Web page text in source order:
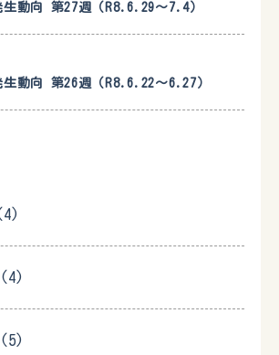
生動向 第27週（R8.6.29〜7.4）
生動向 第26週（R8.6.22〜6.27）
(4)
(5)